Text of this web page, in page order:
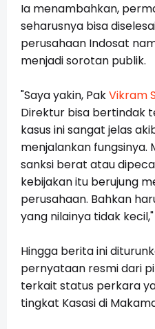
Ia menambahkan,
seharusnya bisa
perusahaan Indosat
menjadi sorotan publik.
"Saya yakin, PakVikram
Direktur bisa bertindak
kasus ini sangat jelas
menjalankan fungsinya.
sanksi berat atau
kebijakan itu berujung
perusahaan. Bahkan
yang nilainya tidak
Hingga berita ini
pernyataan resmi dari
terkait status perkara
tingkat Kasasi di